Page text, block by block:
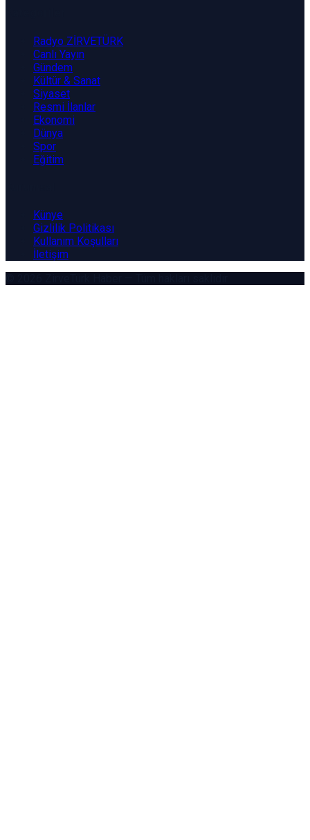
Radyo ZİRVETÜRK
Canlı Yayın
Gündem
Kültür & Sanat
Siyaset
Resmi İlanlar
Ekonomi
Dünya
Spor
Eğitim
Künye
Gizlilik Politikası
Kullanım Koşulları
İletişim